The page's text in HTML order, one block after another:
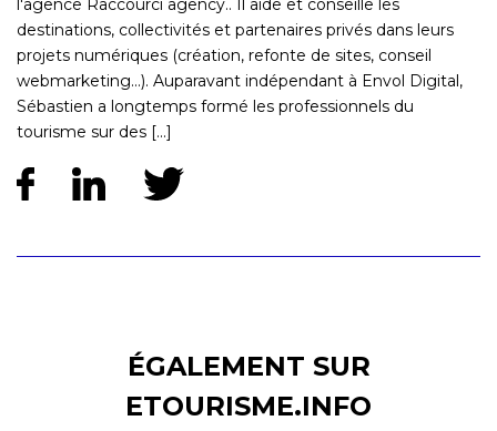
l'agence Raccourci agency.. Il aide et conseille les
destinations, collectivités et partenaires privés dans leurs
projets numériques (création, refonte de sites, conseil
webmarketing...). Auparavant indépendant à Envol Digital,
Sébastien a longtemps formé les professionnels du
tourisme sur des [...]
ÉGALEMENT SUR
ETOURISME.INFO